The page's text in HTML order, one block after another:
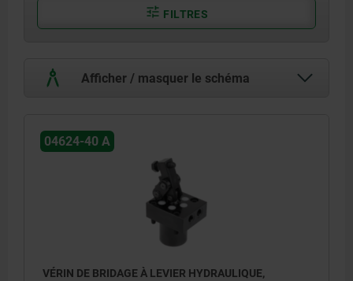
FILTRES
Afficher / masquer le schéma
04624-40 A
VÉRIN DE BRIDAGE À LEVIER HYDRAULIQUE,